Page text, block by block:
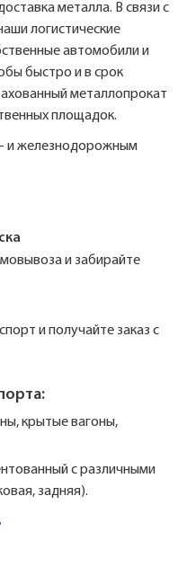
металла. В связи с
логистические
автомобили и
быстро и в срок
металлопрокат
площадок.
и железнодорожным
и забирайте
и получайте заказ с
крытые вагоны,
с различными
задняя).
обработана
время
нами в
время
на указанный
Перейдите по
в течении 3
с
«Политикой
с
«Политикой